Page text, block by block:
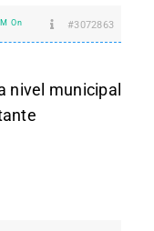
On #3072863
nivel municipal